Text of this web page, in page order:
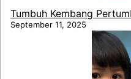
Tumbuh Kembang
September 11, 2025